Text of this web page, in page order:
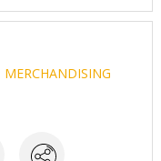
MERCHANDISING